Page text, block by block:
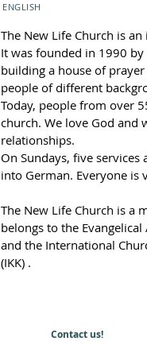
ENGLISH
The New Life Church is
It was founded in 1990
building a house of
people of different
Today, people from over
church. We love God and
relationships.
On Sundays, five services
into German. Everyone is
The New Life Church is a
belongs to the
and the International
(IKK) .
Contact us!